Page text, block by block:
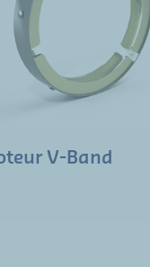
V-Band